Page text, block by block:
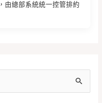
，由總部系統統一控管排約